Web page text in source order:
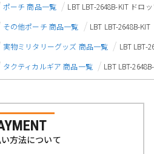
ポーチ 商品一覧
LBT LBT-2648B-KIT ドロ
その他ポーチ 商品一覧
LBT LBT-2648B-
実物ミリタリーグッズ 商品一覧
LBT LBT-
タクティカルギア 商品一覧 LBT LBT-
方法について